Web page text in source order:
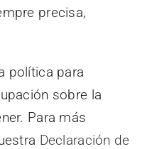
precisa,
política para
sobre la
Para más
Declaración de